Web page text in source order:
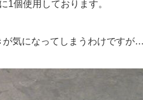
1個使用しております。
が気になってしまうわけです